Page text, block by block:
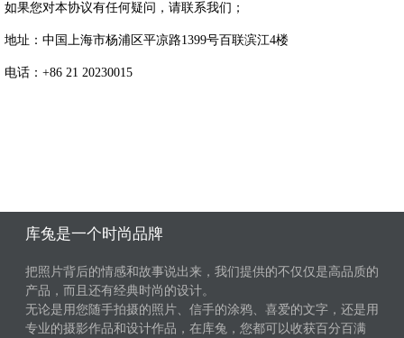
如果您对本协议有任何疑问，请联系我们；
地址：中国上海市杨浦区平凉路1399号百联滨江4楼
电话： +86 21 20230015
库兔是一个时尚品牌
把照片背后的情感和故事说出来，我们提供的不仅仅是高品质的
产品，而且还有经典时尚的设计。
无论是用您随手拍摄的照片、信手的涂鸦、喜爱的文字，还是用
专业的摄影作品和设计作品，在库兔，您都可以收获百分百满